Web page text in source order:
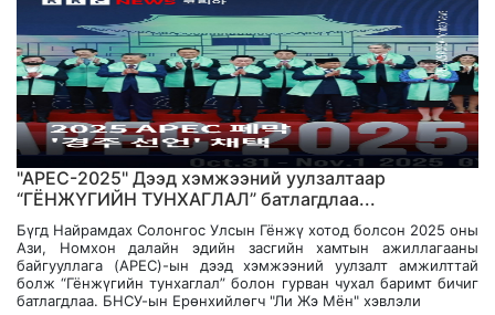
"APEC-2025" Дээд хэмжээний уулзалтаар
“ГЁНЖҮГИЙН ТУНХАГЛАЛ” батлагдлаа...
Бүгд Найрамдах Солонгос Улсын Гёнжү хотод болсон 2025 оны
Ази, Номхон далайн эдийн засгийн хамтын ажиллагааны
байгууллага (APEC)-ын дээд хэмжээний уулзалт амжилттай
болж “Гёнжүгийн тунхаглал” болон гурван чухал баримт бичиг
батлагдлаа. БНСУ-ын Ерөнхийлөгч "Ли Жэ Мён" хэвлэли